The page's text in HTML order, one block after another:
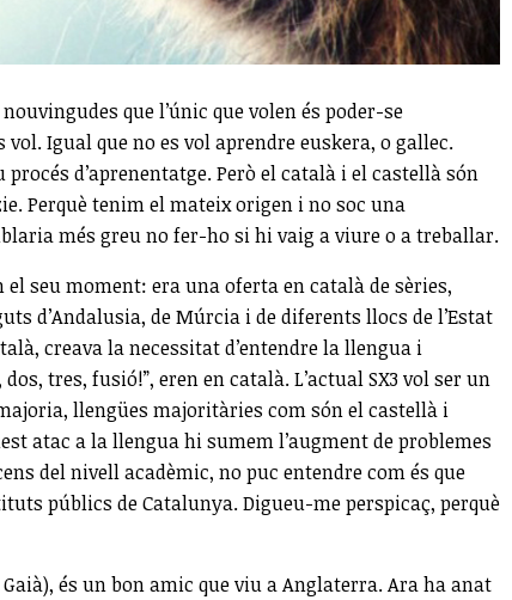
que l’únic que volen és poder-se
Igual que no es vol aprendre euskera, o gallec.
d’aprenentatge. Però el català i el castellà són
Perquè tenim el mateix origen i no soc una
més greu no fer-ho si hi vaig a viure o a treballar.
seu moment: era una oferta en català de sèries,
d’Andalusia, de Múrcia i de diferents llocs de l’Estat
creava la necessitat d’entendre la llengua i
tres, fusió!”, eren en català. L’actual SX3 vol ser un
llengües majoritàries com són el castellà i
atac a la llengua hi sumem l’augment de problemes
del nivell acadèmic, no puc entendre com és que
públics de Catalunya. Digueu-me perspicaç, perquè
és un bon amic que viu a Anglaterra. Ara ha anat